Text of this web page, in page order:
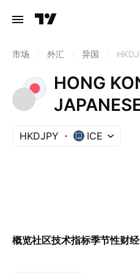
市场 外汇 异国
HONG
HKDJPY ICE
概览社区技术指标季节性财